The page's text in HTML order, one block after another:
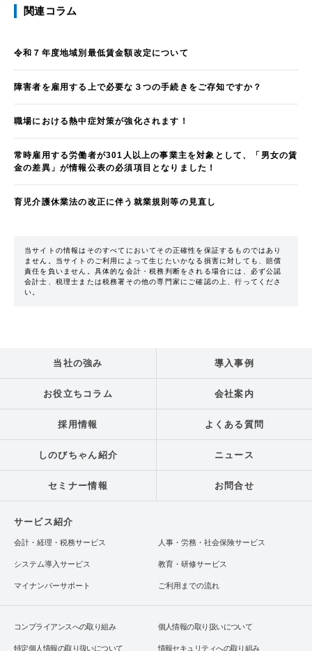
関連コラム
令和７年度地域別最低賃金額改定について
障害者を雇用する上で必要な３つの手続きをご存知ですか？
職場における熱中症対策が強化されます！
常時雇用する労働者が301人以上の事業主を対象として、「男女の賃
金の差異」が情報公表の必須項目となりました！
育児介護休業法の改正に伴う就業規則等の見直し
当サイトの情報はそのすべてにおいてその正確性を保証するものではあり
ません。当サイトのご利用によって生じたいかなる損害に対しても、賠償
責任を負いません。具体的な会計・税務判断をされる場合には、必ず公認
会計士、税理士または税務署その他の専門家にご確認の上、行ってくださ
い。
当社の強み 導入事例
お役立ちコラム 会社案内
採用情報 よくある質問
しのびちゃん紹介 ニュース
セミナー情報 お問合せ
サービス紹介
会計・経理・税務サービス 人事・労務・社会保険サービス
システム導入サービス 教育・研修サービス
マイナンバーサポート ご利用までの流れ
コンプライアンスへの取り組み 個人情報の取り扱いについて
特定個人情報の取り扱いについて 情報セキュリティへの取り組み